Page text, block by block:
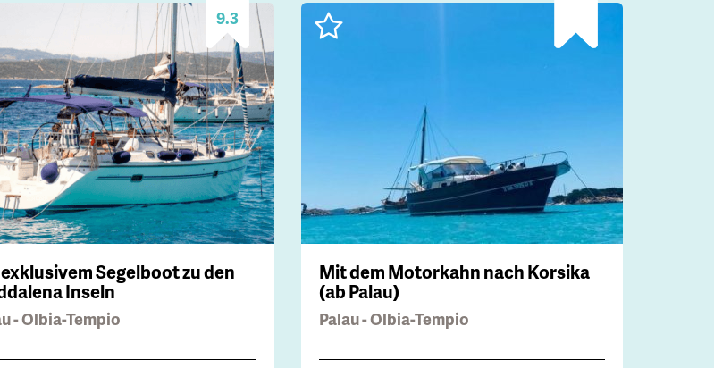
9.3
Segelboot zu den
Inseln
- Olbia-Tempio
Mit dem Motorkahn nach Korsika
(ab Palau)
Palau - Olbia-Tempio